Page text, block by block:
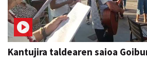
Kantujira taldearen saioa